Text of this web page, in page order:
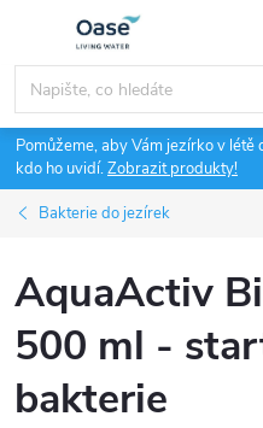
obsah
Pomůžeme, aby Vám jezírko v
kdo ho uvidí.Zobrazit produkty!
Bakterie do jezírek
AquaActiv
500 ml -
bakterie